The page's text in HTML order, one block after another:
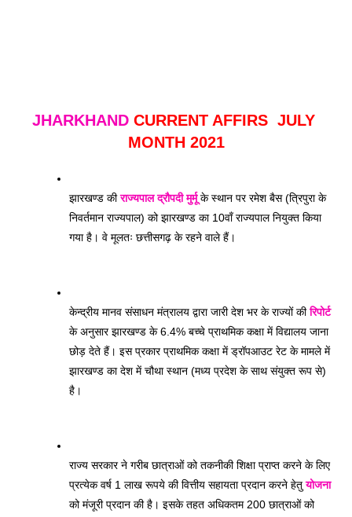
JHARKHAND CURRENT AFFIRS  JULY
MONTH 2021
झारखण्ड की राज्यपाल द्रौपदी मुर्मू के स्थान पर रमेश बैस (त्रिपुरा के
निवर्तमान राज्यपाल) को झारखण्ड का 10वाँ राज्यपाल नियुक्त किया
गया है। वे मूलतः छत्तीसगढ़ के रहने वाले हैं।
केन्द्रीय मानव संसाधन मंत्रालय द्वारा जारी देश भर के राज्यों की रिपोर्ट
के अनुसार झारखण्ड के 6.4% बच्चे प्राथमिक कक्षा में विद्यालय जाना
छोड़ देते हैं। इस प्रकार प्राथमिक कक्षा में ड्रॉपआउट रेट के मामले में
झारखण्ड का देश में चौथा स्थान (मध्य प्रदेश के साथ संयुक्त रूप से)
है।
राज्य सरकार ने गरीब छात्राओं को तकनीकी शिक्षा प्राप्त करने के लिए
प्रत्येक वर्ष 1 लाख रूपये की वित्तीय सहायता प्रदान करने हेतु योजना
को मंजूरी प्रदान की है। इसके तहत अधिकतम 200 छात्राओं को